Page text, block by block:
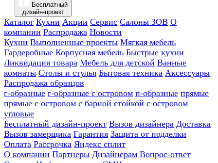
Бесплатный
дизайн-проект
Каталог Кухни Акции Сервис Салоны ЗОВ О
компании Распродажа Новости
Кухни Выполненные проекты Мягкая мебель
Гардеробные Корпусная мебель Быстрые кухни
Ликвидация товара Мебель для детской Ванные
комнаты Столы и стулья Бытовая техника Аксессуары
Распродажа образцов
г-образные г-образные с островом п-образные прямые
прямые с островом с барной стойкой с островом
угловые
Бесплатный дизайн-проект Вызов дизайнера Доставка
Вызов замерщика Гарантия Защита от подделки
Оплата Рассрочка Яндекс сплит
О компании Партнеры Дизайнерам Вопрос-ответ